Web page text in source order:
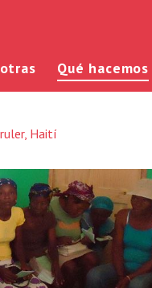
Qué hacemos
Haití